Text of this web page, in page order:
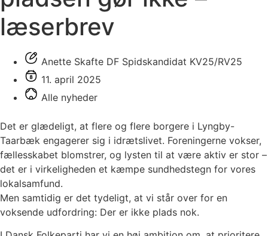
læserbrev
Anette Skafte DF Spidskandidat KV25/RV25
11. april 2025
Alle nyheder
Det er glædeligt, at flere og flere borgere i Lyngby-
Taarbæk engagerer sig i idrætslivet. Foreningerne vokser,
fællesskabet blomstrer, og lysten til at være aktiv er stor –
det er i virkeligheden et kæmpe sundhedstegn for vores
lokalsamfund.
Men samtidig er det tydeligt, at vi står over for en
voksende udfordring: Der er ikke plads nok.